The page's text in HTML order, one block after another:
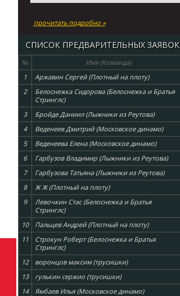
прочитать подробно »
СПИСОК ПРЕДВАРИТЕЛЬНЫХ ЗАЯВОК
№ Имя (Команда)
1
Аржавин Сергей (Плотный на плоту)
2
Белоснежка Сидорова (Белоснежка и Братья
Стринглс)
3 Бройде Даниил (Лыжники из Реутова)
4
Веденеев Дмитрий (Московское динамо)
5
Веденеева Елена (Московское динамо)
6
Гарбузов Владимир (Лыжники из Реутова)
7
Гарбузова Татьяна (Лыжники из Реутова)
8
Ж Ж (Плотный на плоту)
9
Левочкин Стас (Белоснежка и Братья
Стринглс)
10 Пальцев Андрей (Плотный на плоту)
11
Строкун Роберт (Белоснежка и Братья
Стринглс)
12 воронцов максим (трусишки)
13
гулькин сержио (трусишки)
14
Ямбаев Илья (Московское динамо)